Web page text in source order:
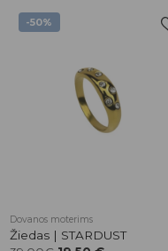
-50%
Dovanos moterims
Žiedas | STARDUST